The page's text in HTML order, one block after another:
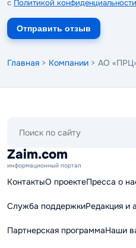
с Политикой конфиденциальности
Отправить отзыв
Главная > Компании > АО
сайту
Zaim.com
информационный портал
КонтактыО проектеПресса о
Служба поддержкиРедакция и
Партнерская программаНаши